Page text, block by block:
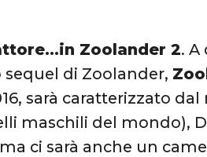
Zoolander 2. A
sequel di Zoolander,
sarà caratterizzato
maschili del mondo),
ci sarà anche un